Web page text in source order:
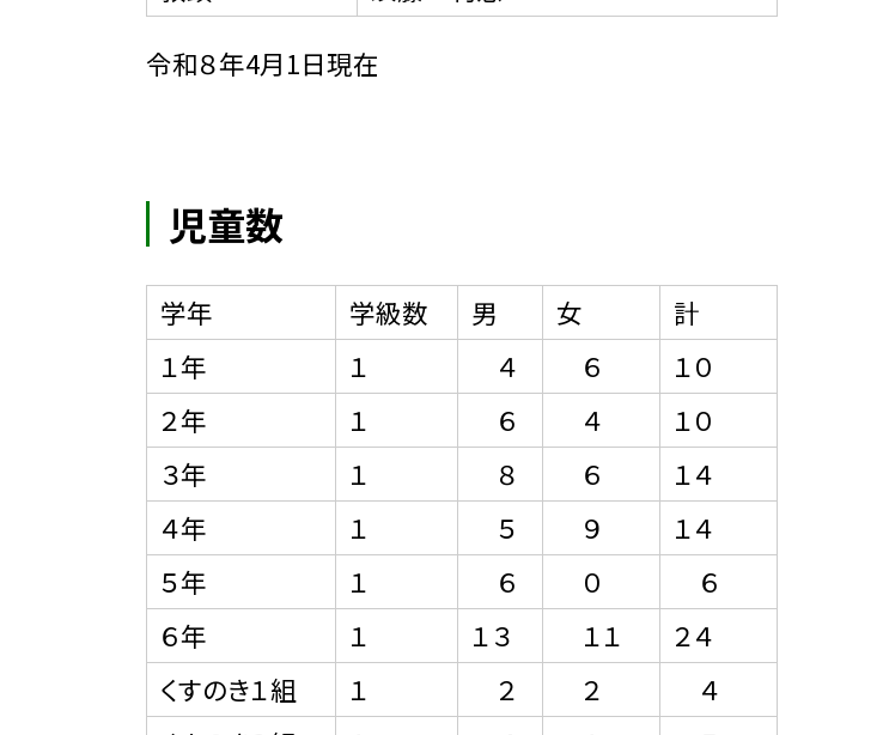
令和８年4月1日現在
児童数
学年 学級数 男 女
計
１年
１ ４ ６
１０
２年
１ ６ ４
１０
３年
１ ８ ６
１４
４年
１ ５ ９
１４
５年
１ ６ ０
６
６年
１ １３ １１
２４
くすのき１組
１ ２ ２
４